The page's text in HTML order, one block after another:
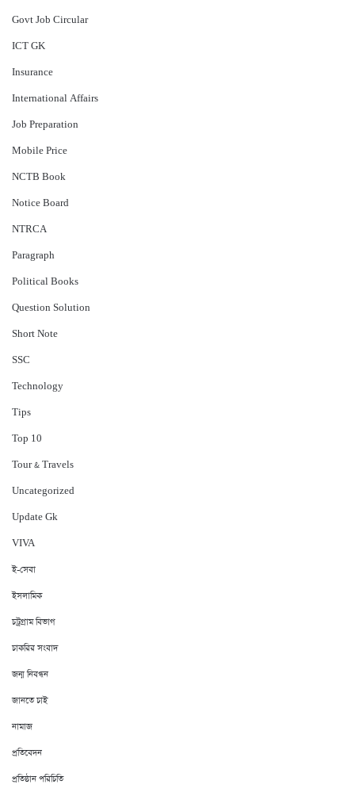
Govt Job Circular
ICT GK
Insurance
International Affairs
Job Preparation
Mobile Price
NCTB Book
Notice Board
NTRCA
Paragraph
Political Books
Question Solution
Short Note
‍SSC
Technology
Tips
Top 10
Tour & Travels
Uncategorized
Update Gk
VIVA
ই-সেবা
ইসলামিক
চট্রগ্রাম বিভাগ
চাকরির সংবাদ
জন্ম নিবন্ধন
জানতে চাই
নামাজ
প্রতিবেদন
প্রতিষ্ঠান পরিচিতি